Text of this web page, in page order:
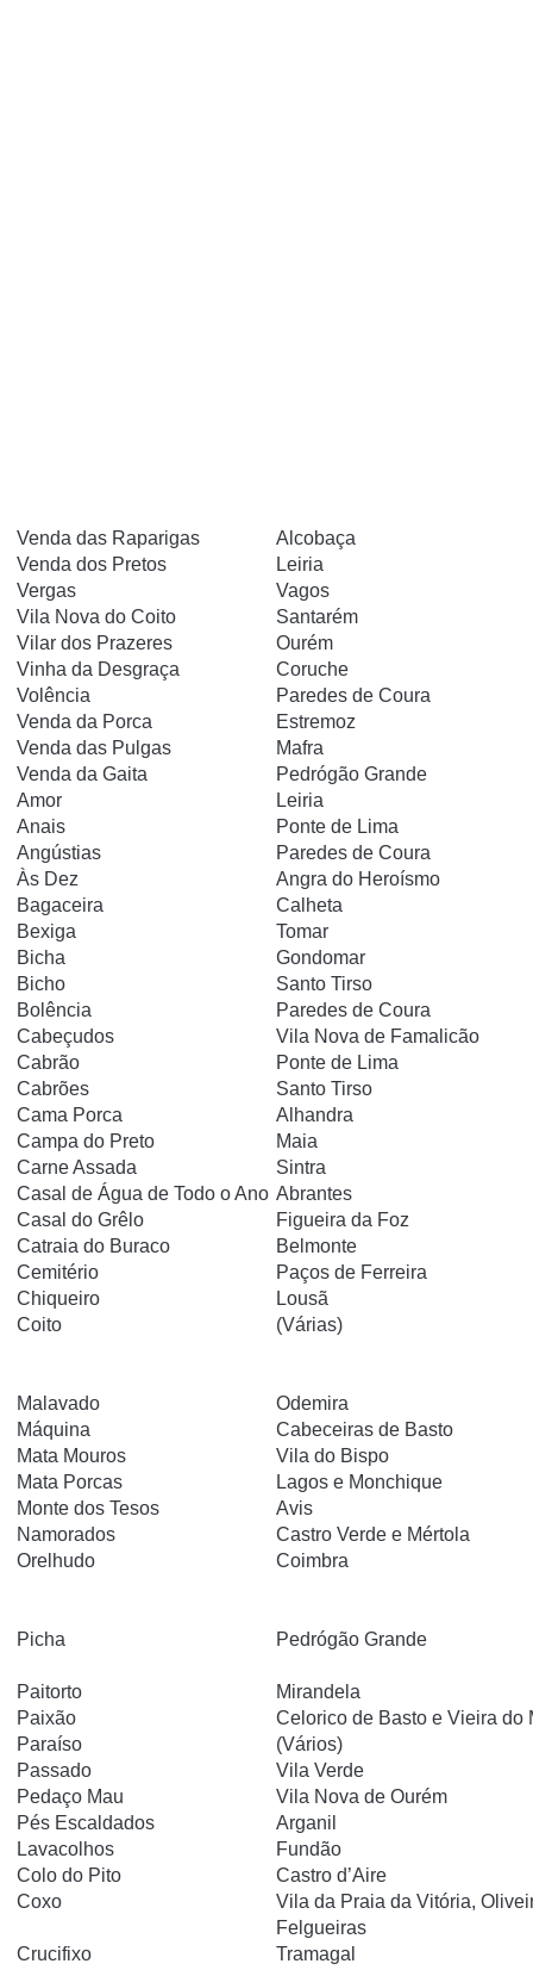
Venda das Raparigas
Alcobaça
Venda dos Pretos
Leiria
Vergas
Vagos
Vila Nova do Coito
Santarém
Vilar dos Prazeres
Ourém
Vinha da Desgraça
Coruche
Volência
Paredes de Coura
Venda da Porca
Estremoz
Venda das Pulgas
Mafra
Venda da Gaita
Pedrógão Grande
Amor
Leiria
Anais
Ponte de Lima
Angústias
Paredes de Coura
Às Dez
Angra do Heroísmo
Bagaceira
Calheta
Bexiga
Tomar
Bicha
Gondomar
Bicho
Santo Tirso
Bolência
Paredes de Coura
Cabeçudos
Vila Nova de Famalicão
Cabrão
Ponte de Lima
Cabrões
Santo Tirso
Cama Porca
Alhandra
Campa do Preto
Maia
Carne Assada
Sintra
Casal de Água de Todo o Ano Abrantes
Casal do Grêlo
Figueira da Foz
Catraia do Buraco
Belmonte
Cemitério
Paços de Ferreira
Chiqueiro
Lousã
Coito
(Várias)
Malavado
Odemira
Máquina
Cabeceiras de Basto
Mata Mouros
Vila do Bispo
Mata Porcas
Lagos e Monchique
Monte dos Tesos
Avis
Namorados
Castro Verde e Mértola
Orelhudo
Coimbra
Picha Pedrógão Grande
Paitorto
Mirandela
Paixão
Celorico de Basto e Vieira do
Paraíso
(Vários)
Passado
Vila Verde
Pedaço Mau
Vila Nova de Ourém
Pés Escaldados
Arganil
Lavacolhos
Fundão
Colo do Pito
Castro d’Aire
Coxo
Vila da Praia da Vitória,
Felgueiras
Crucifixo
Tramagal